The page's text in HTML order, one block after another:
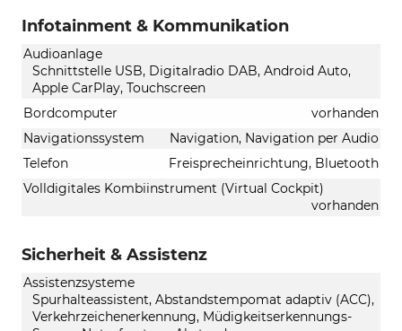
Infotainment & Kommunikation
Audioanlage
Schnittstelle USB, Digitalradio DAB, Android Auto,
Apple CarPlay, Touchscreen
Bordcomputer
vorhanden
Navigationssystem
Navigation, Navigation per Audio
Telefon
Freisprecheinrichtung, Bluetooth
Volldigitales Kombiinstrument (Virtual Cockpit)
vorhanden
Sicherheit & Assistenz
Assistenzsysteme
Spurhalteassistent, Abstandstempomat adaptiv (ACC),
Verkehrzeichenerkennung, Müdigkeitserkennungs-